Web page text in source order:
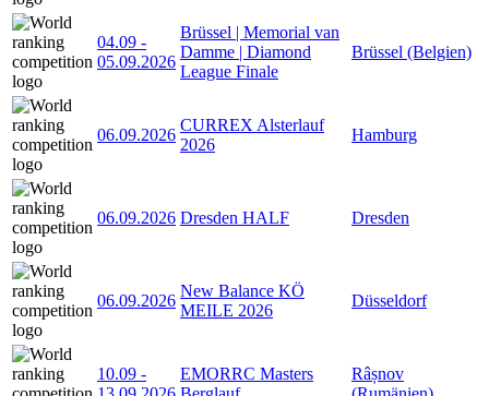
04.09 -
05.09.2026
Brüssel | Memorial van
Damme | Diamond
League Finale
Brüssel (Belgien)
06.09.2026
CURREX Alsterlauf
2026
Hamburg
06.09.2026 Dresden HALF Dresden
06.09.2026
New Balance KÖ
MEILE 2026
Düsseldorf
10.09 -
EMORRC Masters
Râșnov